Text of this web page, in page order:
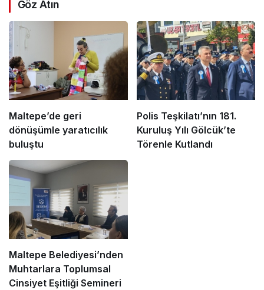
Göz Atın
Maltepe’de geri
dönüşümle yaratıcılık
buluştu
Polis Teşkilatı’nın 181.
Kuruluş Yılı Gölcük’te
Törenle Kutlandı
Maltepe Belediyesi’nden
Muhtarlara Toplumsal
Cinsiyet Eşitliği Semineri